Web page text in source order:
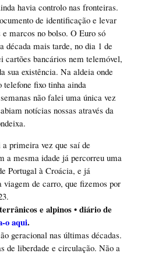
havia controlo nas fronteiras.
de identificação e levar
marcos no bolso. O Euro só
década mais tarde, no dia 1 de
cartões bancários nem telemóvel,
sua existência. Na aldeia onde
telefone fixo tinha ainda
não falei uma única vez
notícias nossas através da
primeira vez que saí de
a mesma idade já percorreu uma
Portugal à Croácia, e já
viagem de carro, que fizemos por
e alpinos • diário de
o aqui.
geracional nas últimas décadas.
de liberdade e circulação. Não a